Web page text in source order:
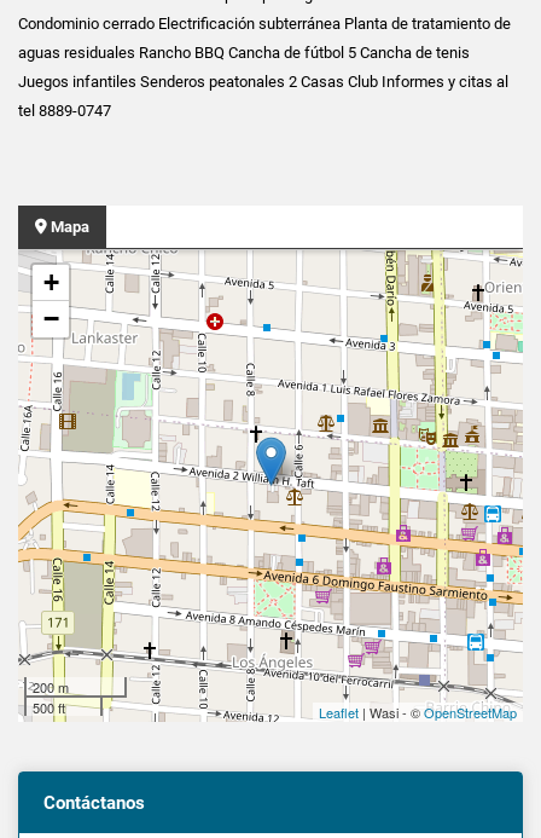
Condominio cerrado Electrificación subterránea Planta de tratamiento de
aguas residuales Rancho BBQ Cancha de fútbol 5 Cancha de tenis
Juegos infantiles Senderos peatonales 2 Casas Club Informes y citas al
tel 8889-0747
Mapa
+
−
200 m
500 ft
Leaflet | Wasi - ©OpenStreetMap
Contáctanos